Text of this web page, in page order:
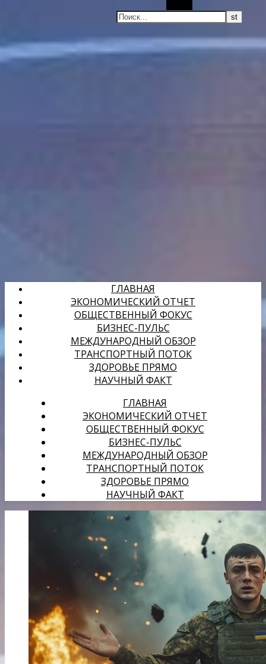
ГЛАВНАЯ
ЭКОНОМИЧЕСКИЙ ОТЧЕТ
ОБЩЕСТВЕННЫЙ ФОКУС
БИЗНЕС-ПУЛЬС
МЕЖДУНАРОДНЫЙ ОБЗОР
ТРАНСПОРТНЫЙ ПОТОК
ЗДОРОВЬЕ ПРЯМО
НАУЧНЫЙ ФАКТ
ГЛАВНАЯ
ЭКОНОМИЧЕСКИЙ ОТЧЕТ
ОБЩЕСТВЕННЫЙ ФОКУС
БИЗНЕС-ПУЛЬС
МЕЖДУНАРОДНЫЙ ОБЗОР
ТРАНСПОРТНЫЙ ПОТОК
ЗДОРОВЬЕ ПРЯМО
НАУЧНЫЙ ФАКТ